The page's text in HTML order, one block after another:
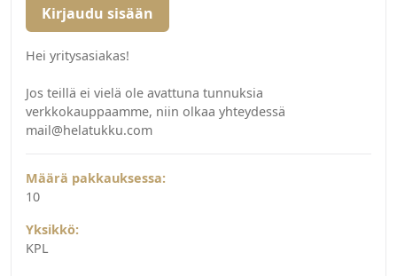
Kirjaudu sisään
Hei yritysasiakas!
Jos teillä ei vielä ole avattuna tunnuksia
verkkokauppaamme, niin olkaa yhteydessä
mail@helatukku.com
Määrä pakkauksessa:
10
Yksikkö:
KPL